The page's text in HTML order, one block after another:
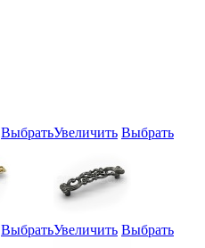
ВыбратьУвеличить Выбрать
ВыбратьУвеличить Выбрать